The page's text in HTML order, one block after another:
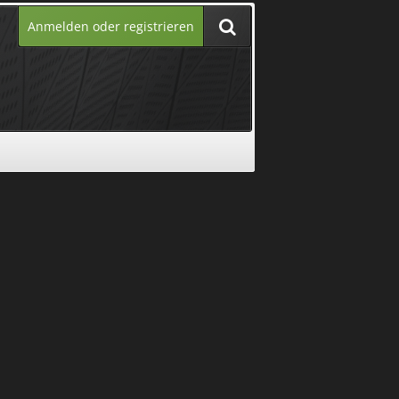
Anmelden oder registrieren